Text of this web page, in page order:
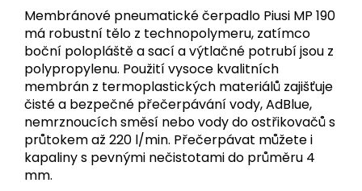
Membránové pneumatické čerpadlo Piusi MP 190
má robustní tělo z technopolymeru, zatímco
boční polopláště a sací a výtlačné potrubí jsou z
polypropylenu. Použití vysoce kvalitních
membrán z termoplastických materiálů zajišťuje
čisté a bezpečné přečerpávání vody, AdBlue,
nemrznoucích směsí nebo vody do ostřikovačů s
průtokem až 220 l/min. Přečerpávat můžete i
kapaliny s pevnými nečistotami do průměru 4
mm.